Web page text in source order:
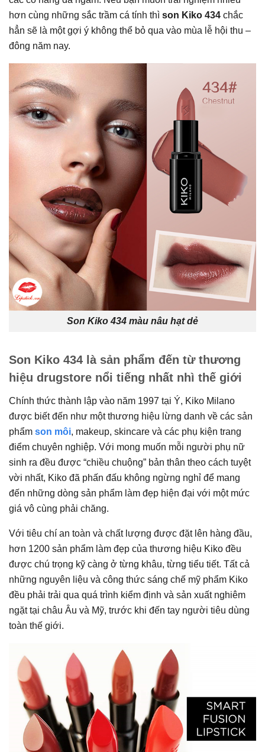
hơn cùng những sắc trầm cá tính thì son Kiko 434 chắc
hẳn sẽ là một gợi ý không thể bỏ qua vào mùa lễ hội thu –
đông năm nay.
Son Kiko 434 màu nâu hạt dẻ
Son Kiko 434 là sản phẩm đến từ thương
hiệu drugstore nổi tiếng nhất nhì thế giới
Chính thức thành lập vào năm 1997 tại Ý, Kiko Milano
được biết đến như một thương hiệu lừng danh về các sản
phẩm son môi, makeup, skincare và các phụ kiện trang
điểm chuyên nghiệp. Với mong muốn mỗi người phụ nữ
sinh ra đều được “chiều chuộng” bản thân theo cách tuyệt
vời nhất, Kiko đã phấn đấu không ngừng nghỉ để mang
đến những dòng sản phẩm làm đẹp hiện đại với một mức
giá vô cùng phải chăng.
Với tiêu chí an toàn và chất lượng được đặt lên hàng đầu,
hơn 1200 sản phẩm làm đẹp của thương hiệu Kiko đều
được chú trọng kỹ càng ở từng khâu, từng tiểu tiết. Tất cả
những nguyên liệu và công thức sáng chế mỹ phẩm Kiko
đều phải trải qua quá trình kiểm định và sản xuất nghiêm
ngặt tại châu Âu và Mỹ, trước khi đến tay người tiêu dùng
toàn thế giới.